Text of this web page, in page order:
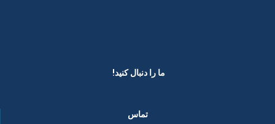
ما را دنبال کنید! ​
تماس